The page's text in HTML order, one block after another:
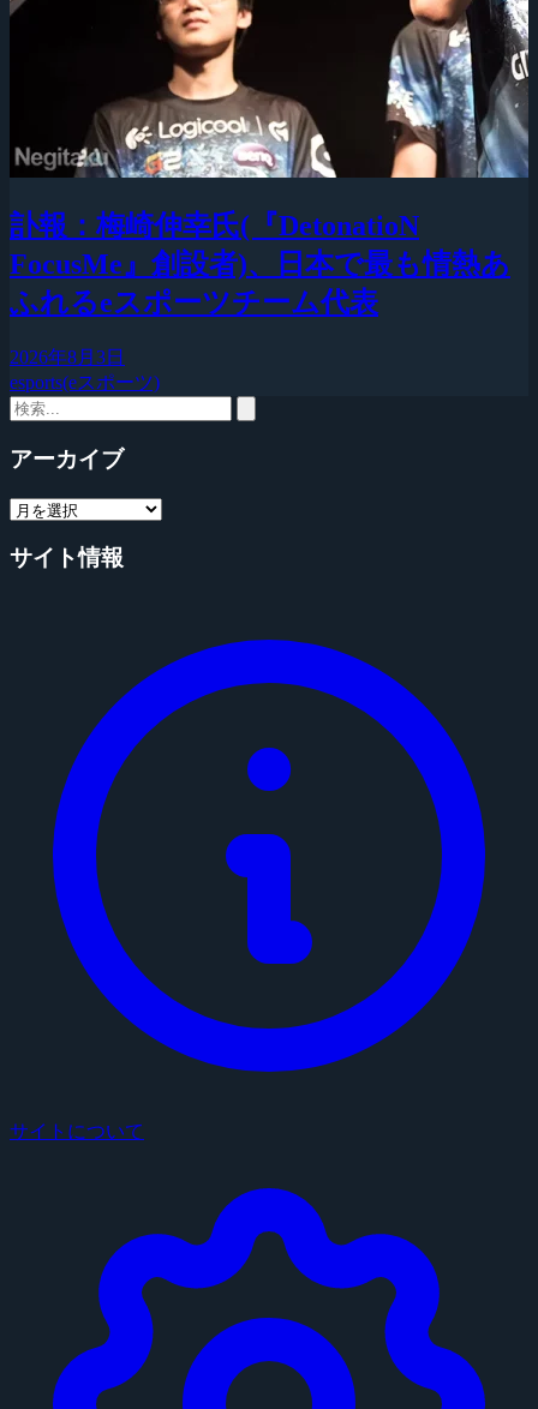
訃報：梅崎伸幸氏(『DetonatioN
FocusMe』創設者)、日本で最も情熱あ
ふれるeスポーツチーム代表
2026年8月3日
esports(eスポーツ)
アーカイブ
サイト情報
サイトについて